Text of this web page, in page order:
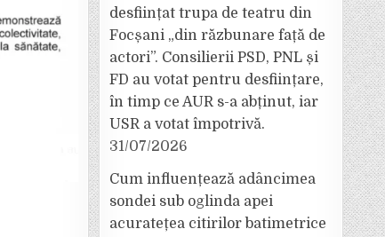
desființat trupa de teatru din
Focșani „din răzbunare față de
actori”. Consilierii PSD, PNL și
FD au votat pentru desființare,
în timp ce AUR s-a abținut, iar
USR a votat împotrivă.
31/07/2026
Cum influențează adâncimea
sondei sub oglinda apei
acuratețea citirilor batimetrice